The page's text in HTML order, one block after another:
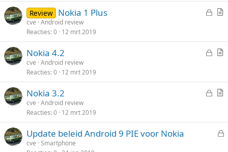
l
G
l
o
i
Review Nokia 1 Plus
cve Android review
Reacties 0 12 mrt 2019
G
l
o
i
Nokia 4.2
cve Android review
Reacties 0 12 mrt 2019
G
l
i
k
Nokia 3.2
cve Android review
Reacties 0 12 mrt 2019
Update beleid Android 9 PIE voor Nokia
cve Smartphone